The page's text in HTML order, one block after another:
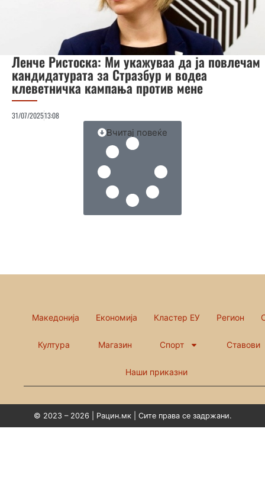
Ленче Ристоска: Ми укажуваа да ја повлечам
кандидатурата за Стразбур и водеа
клеветничка кампања против мене
31/07/202513:08
Вчитај повеќе
Македонија Економија Кластер ЕУ Регион
Култура Магазин Спорт Ставови
Наши приказни
© 2023 – 2026 | Рацин.мк | Сите права се задржани.